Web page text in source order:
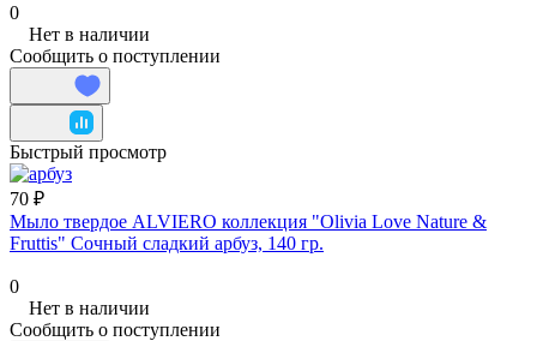
0
Нет в наличии
Сообщить о поступлении
Быстрый просмотр
70 ₽
Мыло твердое ALVIERO коллекция "Olivia Love Nature &
Fruttis" Сочный сладкий арбуз, 140 гр.
0
Нет в наличии
Сообщить о поступлении